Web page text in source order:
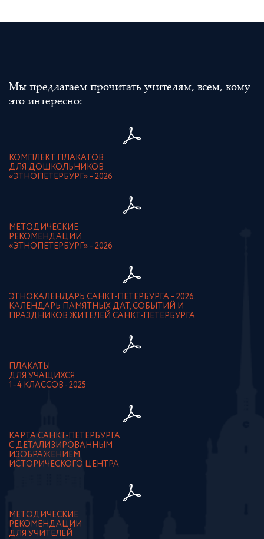
Мы предлагаем прочитать учителям, всем, кому
это интересно:
КОМПЛЕКТ ПЛАКАТОВ
ДЛЯ ДОШКОЛЬНИКОВ
«ЭТНОПЕТЕРБУРГ» – 2026
МЕТОДИЧЕСКИЕ
РЕКОМЕНДАЦИИ
«ЭТНОПЕТЕРБУРГ» – 2026
ЭТНОКАЛЕНДАРЬ САНКТ-ПЕТЕРБУРГА – 2026.
КАЛЕНДАРЬ ПАМЯТНЫХ ДАТ, СОБЫТИЙ И
ПРАЗДНИКОВ ЖИТЕЛЕЙ САНКТ-ПЕТЕРБУРГА
ПЛАКАТЫ
ДЛЯ УЧАЩИХСЯ
1–4 КЛАССОВ - 2025
КАРТА САНКТ-ПЕТЕРБУРГА
С ДЕТАЛИЗИРОВАННЫМ
ИЗОБРАЖЕНИЕМ
ИСТОРИЧЕСКОГО ЦЕНТРА
МЕТОДИЧЕСКИЕ
РЕКОМЕНДАЦИИ
ДЛЯ УЧИТЕЛЕЙ